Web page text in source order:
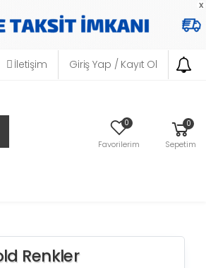
x
İletişim Giriş Yap / Kayıt Ol
0
Favorilerim
0
Sepetim
Renkler